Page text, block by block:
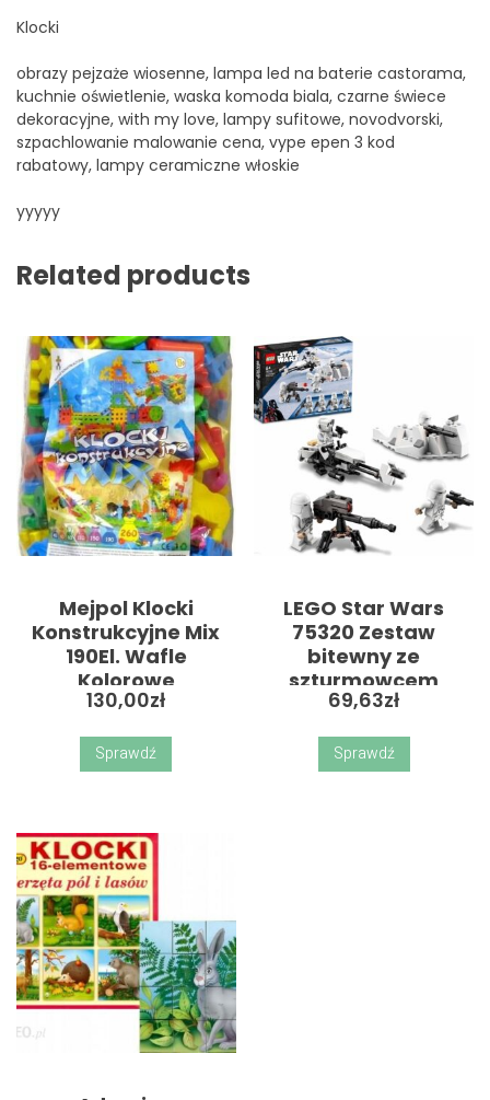
Klocki
obrazy pejzaże wiosenne, lampa led na baterie castorama,
kuchnie oświetlenie, waska komoda biala, czarne świece
dekoracyjne, with my love, lampy sufitowe, novodvorski,
szpachlowanie malowanie cena, vype epen 3 kod
rabatowy, lampy ceramiczne włoskie
yyyyy
Related products
Mejpol Klocki
Konstrukcyjne Mix
190El. Wafle
Kolorowe
130,00zł
Sprawdź
LEGO Star Wars
75320 Zestaw
bitewny ze
szturmowcem
śnieżnym
69,63zł
Sprawdź